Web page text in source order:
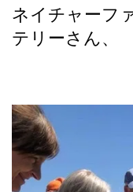
ネイチャーフ
テリーさん、